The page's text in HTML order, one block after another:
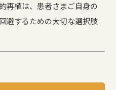
再植は、患者さまご自身の
避するための大切な選択肢